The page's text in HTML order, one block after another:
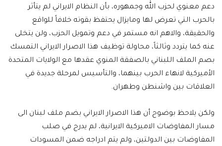
دعم معنوي لحزب الله وجمهوره، بأن النظام الايراني لم يتأثر
بالحرب التي تعرض لها ومايزال يحتفظ بقوته خلافاً للواقع
والحقيقة، والاهم انه مستمر في دعم وتمويل الحزب، ولن يتخلى
عنه كما يتردد وثالثاً، محاولة توظيف هذا الاصرار الايراني التمسك
بصم الملف اللبناني بالصفقة المنوي عقدها مع الولايات المتحدة
الأميركية لانهاء الحرب بينهما، والتأسيس لمرحلة جديدة في
العلاقات بين واشنطن وطهران.
ولكن يلاحظ بوضوح أن هذا الاصرار الايراني بضم ملف لبنان الى
مسار المفاوضات الاميركية الايرانية، لم يدرج في صلب
المفاوضات بين الدولتين، ولم يتم ادراجه ضمن المسودات